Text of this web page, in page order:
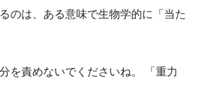
のは、ある意味で生物学的に「当た
を責めないでくださいね。 「重力